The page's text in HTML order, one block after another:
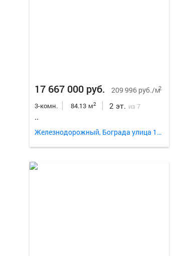
17 667 000 руб. 209 996 руб./м2
3-комн. 84.13 м2 2 эт. из 7
..
Железнодорожный, Бограда улица 103